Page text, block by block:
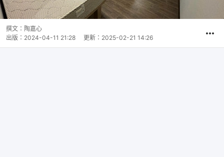
撰文： 陶嘉心
出版： 2024-04-11 21:28 更新： 2025-02-21 14:26